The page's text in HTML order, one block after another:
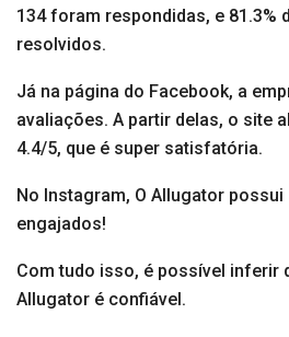
134 foram respondidas, e 81.3%
resolvidos.
Já na página do Facebook, a
avaliações. A partir delas, o site
4.4/5, que é super satisfatória.
No Instagram, O Allugator
engajados!
Com tudo isso, é possível inferir
Allugator é confiável.